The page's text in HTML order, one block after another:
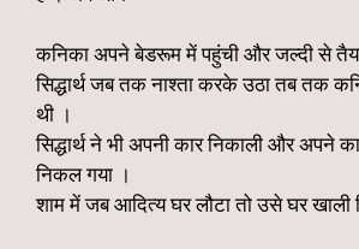
कनिका अपने बेडरूम में पहुंची और जल्दी से
सिद्धार्थ जब तक नाश्ता करके उठा तब तक
थी ।
सिद्धार्थ ने भी अपनी कार निकाली और अपने
निकल गया ।
शाम में जब आदित्य घर लौटा तो उसे घर खाली